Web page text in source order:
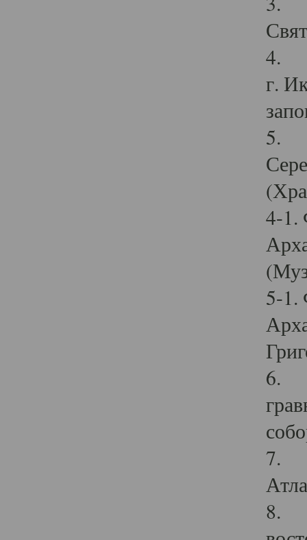
4.
г.
5.
4-1.
5-1.
6.
7.
8.